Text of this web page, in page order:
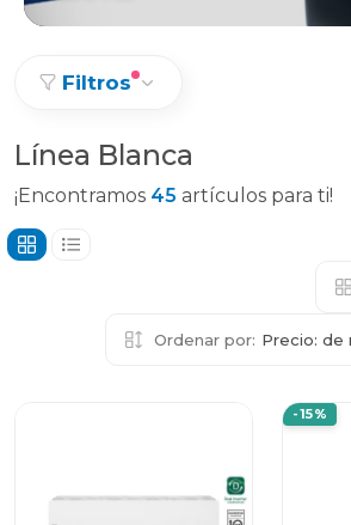
Filtros
Línea Blanca
¡Encontramos 45 artículos para ti!
Ordenar por: Precio: de
-15%